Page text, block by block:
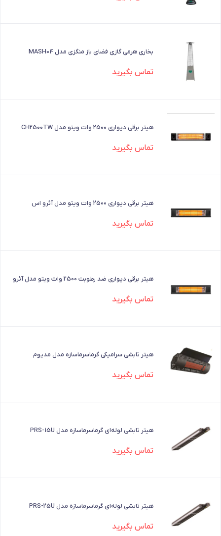
بخاری هرمی گازی فضای باز منگزی مدل MASH04
تماس بگیرید
هیتر برقی دیواری 2500 وات ویتو مدل CH2500TW
تماس بگیرید
هیتر برقی دیواری 2500 وات ویتو مدل آئرو اس
تماس بگیرید
هیتر برقی دیواری ضد رطوبت 2500 وات ویتو مدل آئرو
تماس بگیرید
هیتر تابشی سرامیکی گرماسرماسازه مدل مدیوم
تماس بگیرید
هیتر تابشی لوله‌ای گرماسرماسازه مدل PRS-15U
تماس بگیرید
هیتر تابشی لوله‌ای گرماسرماسازه مدل PRS-25U
تماس بگیرید